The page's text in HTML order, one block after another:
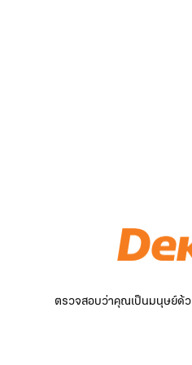
ตรวจสอบว่าคุณเป็นมนุษย์ด้ว